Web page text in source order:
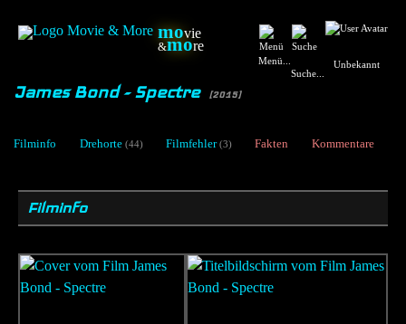
movie
&more
Menü...
Suche...
Unbekannt
James Bond - Spectre [2015]
Filminfo Drehorte (44) Filmfehler (3) Fakten Kommentare
Filminfo